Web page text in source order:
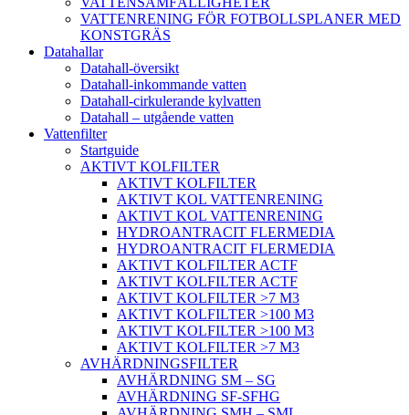
VATTENRENING FÖR FOTBOLLSPLANER MED
KONSTGRÄS
Datahallar
Datahall-översikt
Datahall-inkommande vatten
Datahall-cirkulerande kylvatten
Datahall – utgående vatten
Vattenfilter
Startguide
AKTIVT KOLFILTER
AKTIVT KOLFILTER
AKTIVT KOL VATTENRENING
AKTIVT KOL VATTENRENING
HYDROANTRACIT FLERMEDIA
HYDROANTRACIT FLERMEDIA
AKTIVT KOLFILTER ACTF
AKTIVT KOLFILTER ACTF
AKTIVT KOLFILTER >7 M3
AKTIVT KOLFILTER >100 M3
AKTIVT KOLFILTER >100 M3
AKTIVT KOLFILTER >7 M3
AVHÄRDNINGSFILTER
AVHÄRDNING SM – SG
AVHÄRDNING SF-SFHG